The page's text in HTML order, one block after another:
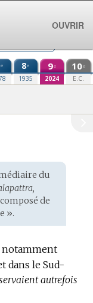
e 8e
1935
9e
2024
10e
E.C.
du
de
».
notamment
dans le Sud-
autrefois
OUVRIR